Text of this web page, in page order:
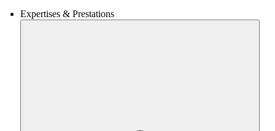
Expertises & Prestations